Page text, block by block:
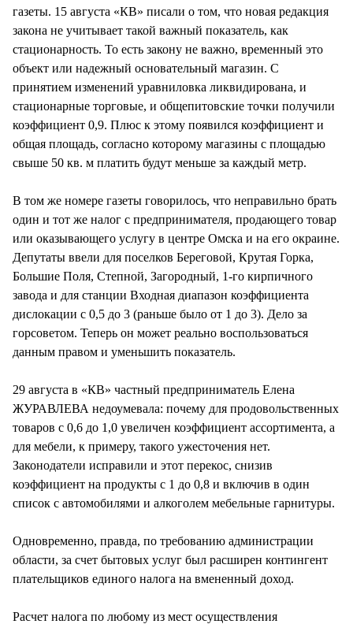
газеты. 15 августа «КВ» писали о том, что новая редакция
закона не учитывает такой важный показатель, как
стационарность. То есть закону не важно, временный это
объект или надежный основательный магазин. С
принятием изменений уравниловка ликвидирована, и
стационарные торговые, и общепитовские точки получили
коэффициент 0,9. Плюс к этому появился коэффициент и
общая площадь, согласно которому магазины с площадью
свыше 50 кв. м платить будут меньше за каждый метр.
В том же номере газеты говорилось, что неправильно брать
один и тот же налог с предпринимателя, продающего товар
или оказывающего услугу в центре Омска и на его окраине.
Депутаты ввели для поселков Береговой, Крутая Горка,
Большие Поля, Степной, Загородный, 1-го кирпичного
завода и для станции Входная диапазон коэффициента
дислокации с 0,5 до 3 (раньше было от 1 до 3). Дело за
горсоветом. Теперь он может реально воспользоваться
данным правом и уменьшить показатель.
29 августа в «КВ» частный предприниматель Елена
ЖУРАВЛЕВА недоумевала: почему для продовольственных
товаров с 0,6 до 1,0 увеличен коэффициент ассортимента, а
для мебели, к примеру, такого ужесточения нет.
Законодатели исправили и этот перекос, снизив
коэффициент на продукты с 1 до 0,8 и включив в один
список с автомобилями и алкоголем мебельные гарнитуры.
Одновременно, правда, по требованию администрации
области, за счет бытовых услуг был расширен контингент
плательщиков единого налога на вмененный доход.
Расчет налога по любому из мест осуществления